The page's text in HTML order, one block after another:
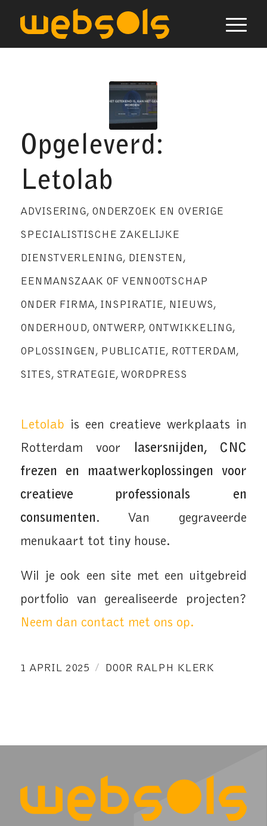
Opgeleverd:
Letolab
ADVISERING, ONDERZOEK EN OVERIGE
SPECIALISTISCHE ZAKELIJKE
DIENSTVERLENING, DIENSTEN ,
EENMANSZAAK OF VENNOOTSCHAP
ONDER FIRMA, INSPIRATIE, NIEUWS,
ONDERHOUD, ONTWERP, ONTWIKKELING,
OPLOSSINGEN , PUBLICATIE, ROTTERDAM,
SITES, STRATEGIE, WORDPRESS
Letolab is een creatieve werkplaats in
Rotterdam voor
lasersnijden, CNC
frezen en maatwerkoplossingen voor
creatieve professionals en
consumenten. Van gegraveerde
menukaart tot tiny house.
Wil je ook een site met een uitgebreid
portfolio van gerealiseerde projecten?
Neem dan contact met ons op.
1 APRIL 2025 / DOOR RALPH KLERK